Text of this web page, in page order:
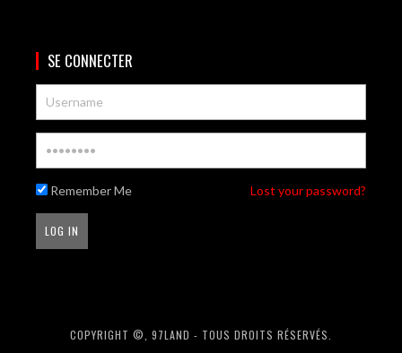
SE CONNECTER
Remember Me Lost your password?
COPYRIGHT ©, 97LAND - TOUS DROITS RÉSERVÉS.